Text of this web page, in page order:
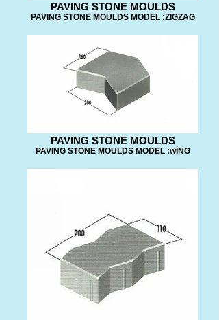
PAVING STONE MOULDS
PAVING STONE MOULDS MODEL :ZIGZAG
PAVING STONE MOULDS
PAVING STONE MOULDS MODEL :wİNG